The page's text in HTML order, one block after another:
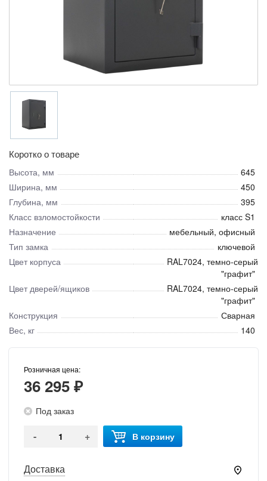
Коротко о товаре
Высота, мм
645
Ширина, мм
450
Глубина, мм
395
Класс взломостойкости
класс S1
Назначение
мебельный, офисный
Тип замка
ключевой
Цвет корпуса
RAL7024, темно-серый
"графит"
Цвет дверей/ящиков
RAL7024, темно-серый
"графит"
Конструкция
Сварная
Вес, кг
140
Розничная цена:
36 295 ₽
Под заказ
- + В корзину
Доставка